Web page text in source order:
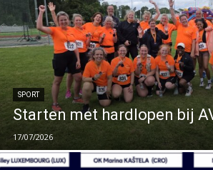
SPORT
Starten met hardlopen bij
17/07/2026